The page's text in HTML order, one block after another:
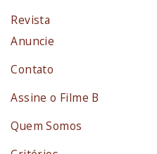
Revista
Anuncie
Contato
Assine o Filme B
Quem Somos